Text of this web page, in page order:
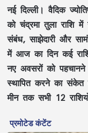
नई दिल्ली। वैदिक
को चंद्रमा तुला राशि
संबंध, साझेदारी और
में आज का दिन कई
नए अवसरों को
स्थापित करने का
मीन तक सभी 12